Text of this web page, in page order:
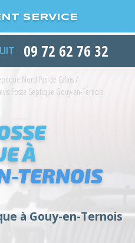
SERVICE
09 72 62 76 32
Nord Pas de Calais/
Fosse Septique Gouy-en-Ternois
À
TERNOIS
à Gouy-en-Ternois